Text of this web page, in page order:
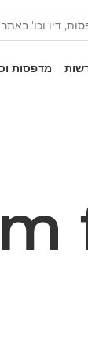
מדפסות